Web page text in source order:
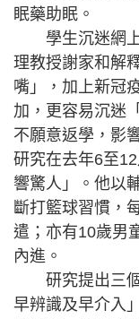
眠藥助眠。
學生沉迷網上
理教授謝家和解
嘴」，加上新冠
加，更容易沉迷
不願意返學，影
研究在去年6至
響驚人」。他以
斷打籃球習慣，
遣；亦有10歲男
內進。
研究提出三個
早辨識及早介入